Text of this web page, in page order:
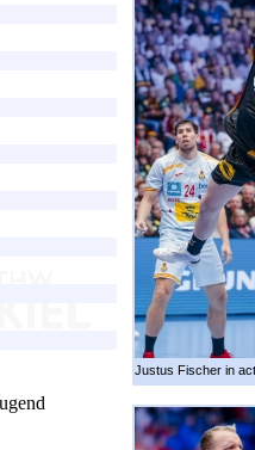
Justus Fischer in